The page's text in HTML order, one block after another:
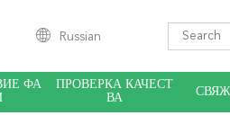
Russian
ФА
ПРОВЕРКА КАЧЕСТ
ВА